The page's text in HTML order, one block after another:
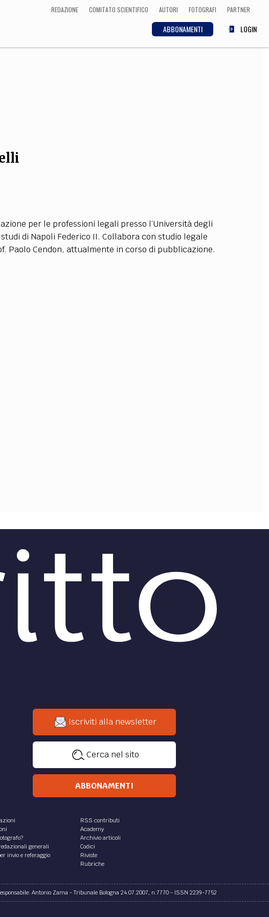
REDAZIONE COMITATO SCIENTIFICO AUTORI FOTOGRAFI PARTNER
ABBONAMENTI LOGIN
PARTNER COLLABORA CON NOI
per le professioni legali presso l’Università degli
di Napoli Federico II. Collabora con studio legale
Cendon, attualmente in corso di pubblicazione.
Iscriviti alla newsletter
Cerca nel sito
ABBONAMENTI
generali
invio e referaggio
RSS contributi
Academy
Archivio articoli
Codici
Riviste
Rubriche
Antonio Zama - Tribunale Bologna 24.07.2007, n.7770 - ISSN 2239-7752